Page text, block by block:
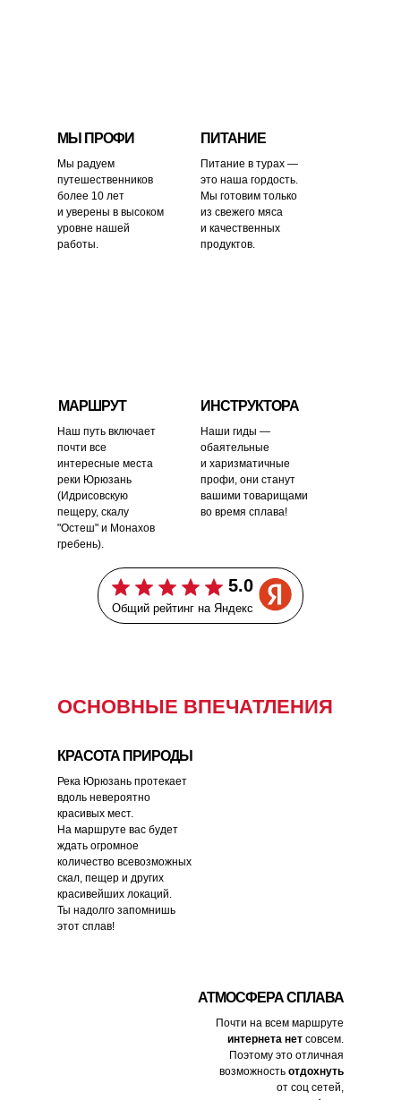
ИНСТРУКТОРА
ПИТАНИЕ
Наши гиды —
обаятельные
и харизматичные
профи, они станут
вашими товарищами
во время сплава!
Питание в турах —
это наша гордость.
Мы готовим только
из свежего мяса
и качественных
продуктов.
Общий рейтинг на Яндекс
5.0
МЫ ПРОФИ
Мы радуем
путешественников
более 10 лет
и уверены в высоком
уровне нашей
работы.
МАРШРУТ
Наш путь включает
почти все
интересные места
реки Юрюзань
(Идрисовскую
пещеру, скалу
"Остеш" и Монахов
гребень).
КРАСОТА ПРИРОДЫ
АТМОСФЕРА СПЛАВА
ОСНОВНЫЕ ВПЕЧАТЛЕНИЯ
Река Юрюзань протекает
вдоль невероятно
красивых мест.
На маршруте вас будет
ждать огромное
количество всевозможных
скал, пещер и других
красивейших локаций.
Ты надолго запомнишь
этот сплав!
Почти на всем маршруте
интернета нет совсем.
Поэтому это отличная
возможность отдохнуть
от соц сетей,